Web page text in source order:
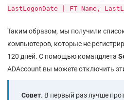
LastLogonDate | FT Name,
Таким образом, мы получили
компьютеров, которые не
120 дней. С помощью командлета
ADAccount вы можете отключить
Совет. В первый раз лучше